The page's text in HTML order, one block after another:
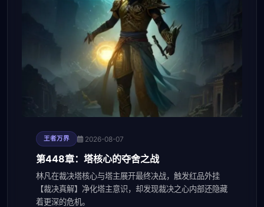
王者万界 2026-08-07
第448章：塔核心的夺舍之战
林凡在裁决塔核心与塔主展开最终决战，触发红品外挂
【裁决真解】净化塔主意识，却发现裁决之心内部还隐藏
着更深的危机。